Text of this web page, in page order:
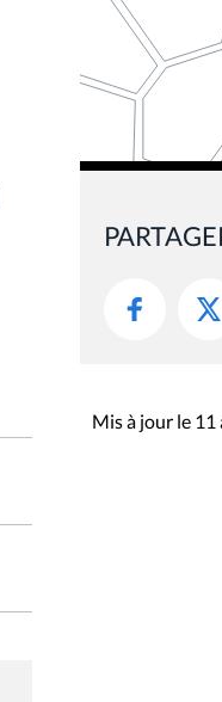
Mis à jour le